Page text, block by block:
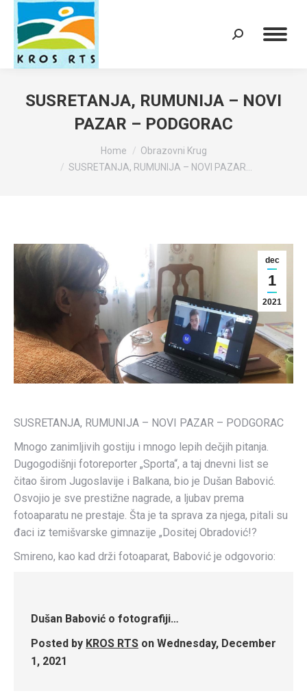
Search:
SUSRETANJA, RUMUNIJA – NOVI
PAZAR – PODGORAC
Home
Obrazovni Krug
SUSRETANJA, RUMUNIJA – NOVI PAZAR…
dec
1
2021
SUSRETANJA, RUMUNIJA – NOVI PAZAR – PODGORAC
Mnogo zanimljivih gostiju i mnogo lepih dečjih pitanja.
Dugogodišnji fotoreporter „Sporta“, a taj dnevni list se
čitao širom Jugoslavije i Balkana, bio je Dušan Babović.
Osvojio je sve prestižne nagrade, a ljubav prema
fotoaparatu ne prestaje. Šta je ta sprava za njega, pitali su
đaci iz temišvarske gimnazije „Dositej Obradović!?
Smireno, kao kad drži fotoaparat, Babović je odgovorio:
Dušan Babović o fotografiji…
Posted by KROS RTS on Wednesday, December
1, 2021